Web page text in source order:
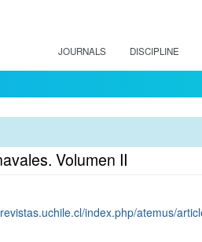
JOURNALS DISCIPLINE
Volumen II
index.php/atemus/